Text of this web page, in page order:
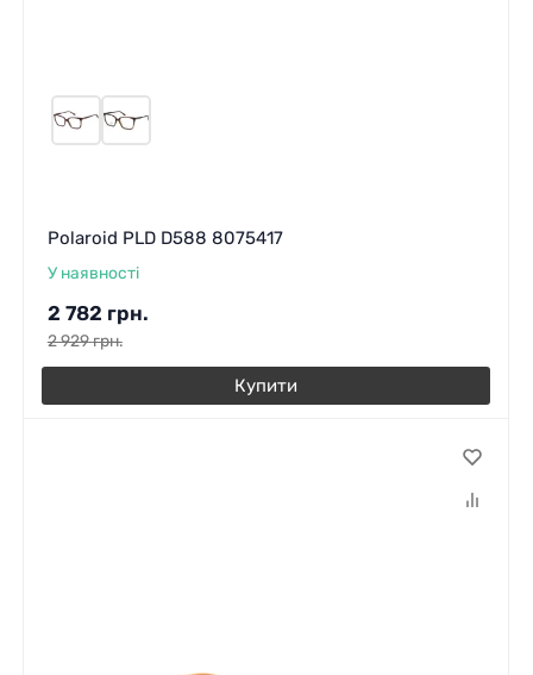
Polaroid PLD D588 8075417
У наявності
2 782 грн.
2 929грн.
Купити